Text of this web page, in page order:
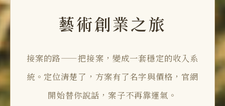
藝術創業之旅
接案的路——把接案，變成一套穩定的收入系
統。定位清楚了，方案有了名字與價格，官網
開始替你說話，案子不再靠運氣。